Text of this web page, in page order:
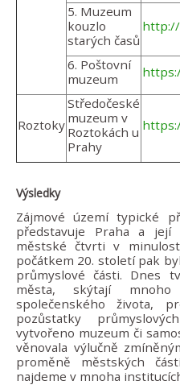
5. Muzeum
kouzlo
starých časů
http://
6. Poštovní
muzeum
Roztoky
Středočeské
muzeum v
Roztokách u
Prahy
Výsledky
Zájmové území typické
představuje Praha a
městské čtvrti v
počátkem 20. století pak
průmyslové části. Dnes
města, skýtají
společenského života,
pozůstatky
vytvořeno muzeum či
věnovala výlučně
proměně městských
najdeme v mnoha